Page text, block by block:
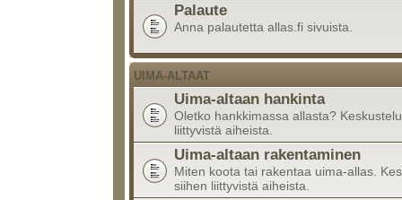
Palaute
Anna palautetta allas.fi sivuista.
UIMA-ALTAAT
Uima-altaan hankinta
Oletko hankkimassa allasta?
liittyvistä aiheista.
Uima-altaan rakentaminen
Miten koota tai rakentaa uima-allas.
siihen liittyvistä aiheista.